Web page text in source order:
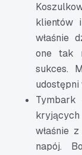
klientów
właśnie
one tak
sukces.
właśnie
napój.